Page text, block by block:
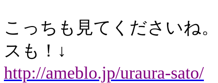
こっちも見てくださいね
スも！↓
http://ameblo.jp/uraura-sato/